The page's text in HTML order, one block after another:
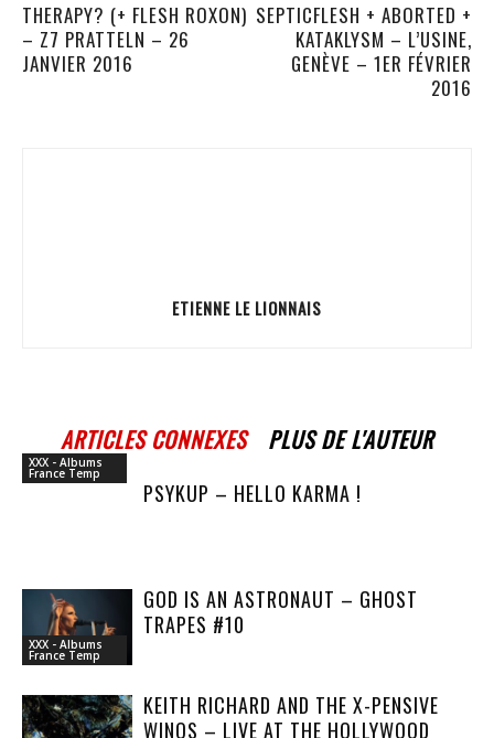
THERAPY? (+ FLESH ROXON)
– Z7 PRATTELN – 26
JANVIER 2016
SEPTICFLESH + ABORTED +
KATAKLYSM – L’USINE,
GENÈVE – 1ER FÉVRIER
2016
ETIENNE LE LIONNAIS
ARTICLES CONNEXES PLUS DE L'AUTEUR
XXX - Albums
France Temp
PSYKUP – HELLO KARMA !
XXX - Albums
France Temp
GOD IS AN ASTRONAUT – GHOST
TRAPES #10
KEITH RICHARD AND THE X-PENSIVE
WINOS – LIVE AT THE HOLLYWOOD